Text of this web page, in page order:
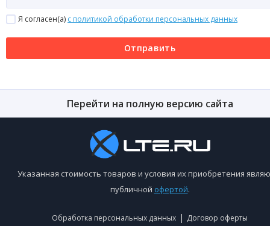
Я согласен(a) с политикой обработки персональных данных
Отправить
Перейти на полную версию сайта
Указанная стоимость товаров и условия их приобретения
публичной офертой.
Обработка персональных данных | Договор оферты